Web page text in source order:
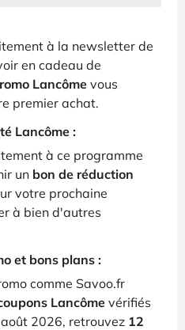
à la newsletter de
en cadeau de
Lancômevous
premier achat.
Lancôme :
à ce programme
un bon de réduction
votre prochaine
à bien d'autres
et bons plans :
comme Savoo.fr
Lancôme vérifiés
2026, retrouvez 12